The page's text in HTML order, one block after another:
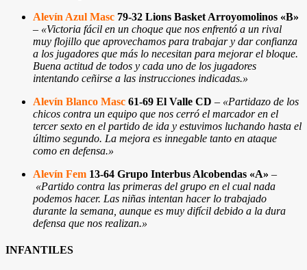
Alevín Azul Masc 79-32 Lions Basket Arroyomolinos «B»
– «Victoria fácil en un choque que nos enfrentó a un rival
muy flojillo que aprovechamos para trabajar y dar confianza
a los jugadores que más lo necesitan para mejorar el bloque.
Buena actitud de todos y cada uno de los jugadores
intentando ceñirse a las instrucciones indicadas.»
Alevín Blanco Masc 61-69 El Valle CD – «Partidazo de los
chicos contra un equipo que nos cerró el marcador en el
tercer sexto en el partido de ida y estuvimos luchando hasta el
último segundo. La mejora es innegable tanto en ataque
como en defensa.»
Alevín Fem 13-64 Grupo Interbus Alcobendas «A» –
«Partido contra las primeras del grupo en el cual nada
podemos hacer. Las niñas intentan hacer lo trabajado
durante la semana, aunque es muy difícil debido a la dura
defensa que nos realizan.»
INFANTILES